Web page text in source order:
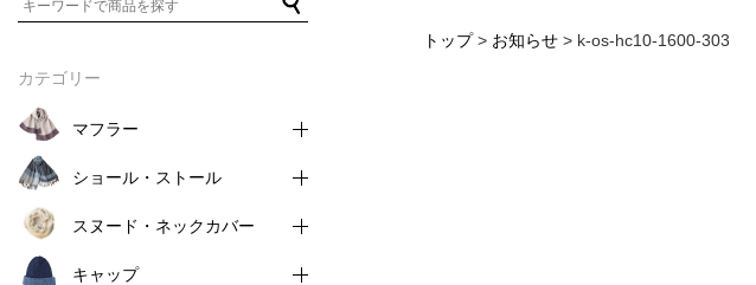
トップ> お知らせ > k-os-hc10-1600-303
カテゴリー
マフラー
ショール・ストール
スヌード・ネックカバー
キャップ